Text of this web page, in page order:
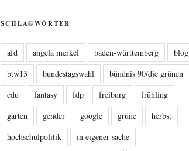
SCHLAGWÖRTER
afd angela merkel baden-württemberg
blog
btw13
bundestagswahl
bündnis 90/die grünen
cdu
fantasy fdp freiburg
frühling
garten
gender google grüne
herbst
hochschulpolitik
in eigener sache